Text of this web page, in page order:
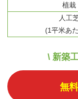
植栽
人工
(1平米あた
\ 新築
無